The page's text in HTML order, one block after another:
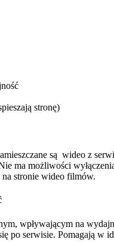
stronę)
są wideo z
ma możliwości
stronie wideo filmów.
wpływającym na
po serwisie. Pomagają w